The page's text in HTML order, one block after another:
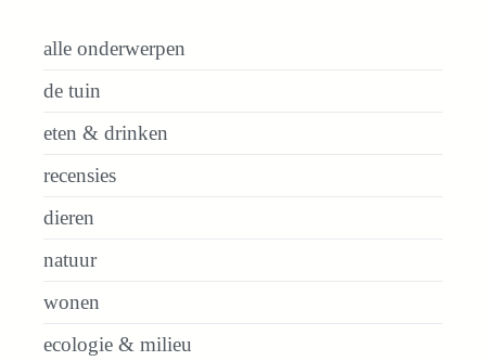
alle onderwerpen
de tuin
eten & drinken
recensies
dieren
natuur
wonen
ecologie & milieu